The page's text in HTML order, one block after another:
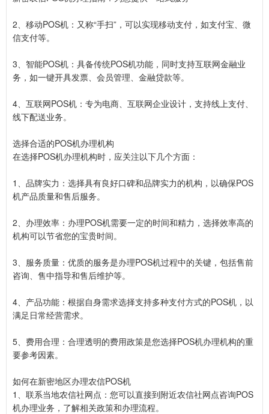
2、移动POS机：又称“手扫”，可以实现移动支付，如支付宝、微
信支付等。
3、智能POS机：具备传统POS机功能，同时支持互联网金融业
务，如一键开具发票、会员管理、金融贷款等。
4、互联网POS机：专为电商、互联网企业设计，支持线上支付、
线下配送业务。
选择合适的POS机办理机构
在选择POS机办理机构时，应关注以下几个方面：
1、品牌实力：选择具有良好口碑和品牌实力的机构，以确保POS
机产品质量和售后服务。
2、办理效率：办理POS机需要一定的时间和精力，选择效率高的
机构可以节省您的宝贵时间。
3、服务质量：优质的服务是办理POS机过程中的关键，包括售前
咨询、售中指导和售后维护等。
4、产品功能：根据自身需求选择支持多种支付方式的POS机，以
满足日常经营需求。
5、费用合理：合理透明的费用政策是您选择POS机办理机构的重
要参考因素。
如何在新密地区办理农信POS机
1、联系当地农信社网点：您可以直接到附近农信社网点咨询POS
机办理业务，了解相关政策和办理流程。